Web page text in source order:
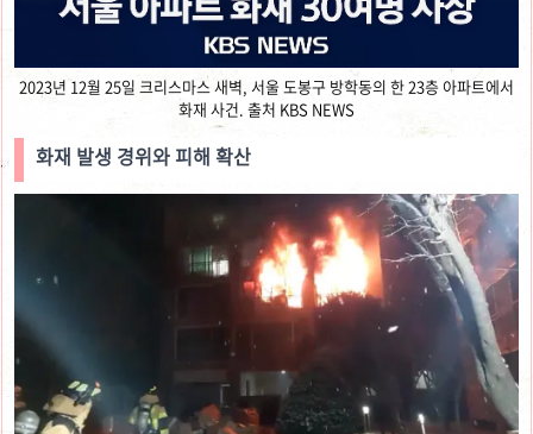
2023년 12월 25일 크리스마스 새벽, 서울 도봉구 방학동의 한 23층 아파트에서
화재 사건. 출처 KBS NEWS
화재 발생 경위와 피해 확산